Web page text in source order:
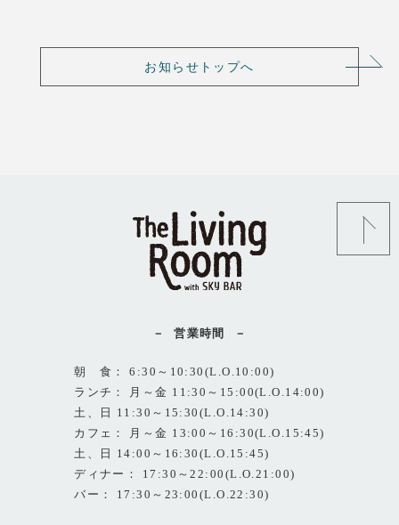
お知らせトップへ
営業時間
朝 食： 6:30～10:30(L.O.10:00)
ランチ： 月～金 11:30～15:00(L.O.14:00)
土、日 11:30～15:30(L.O.14:30)
カフェ： 月～金 13:00～16:30(L.O.15:45)
土、日 14:00～16:30(L.O.15:45)
ディナー： 17:30～22:00(L.O.21:00)
バー： 17:30～23:00(L.O.22:30)